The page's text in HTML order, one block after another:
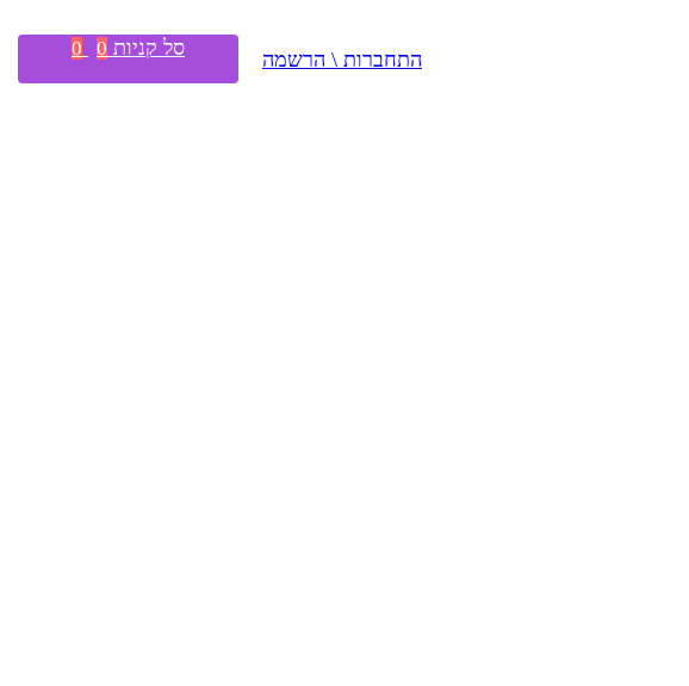
התחברות \ הרשמה סל קניות 0
0